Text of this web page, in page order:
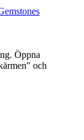
Öppna
och